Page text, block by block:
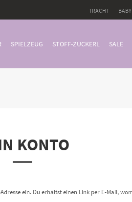
TRACHT BABY
SPIELZEUG STOFF-ZUCKERL SALE
KONTO
ein. Du erhältst einen Link per E-Mail,